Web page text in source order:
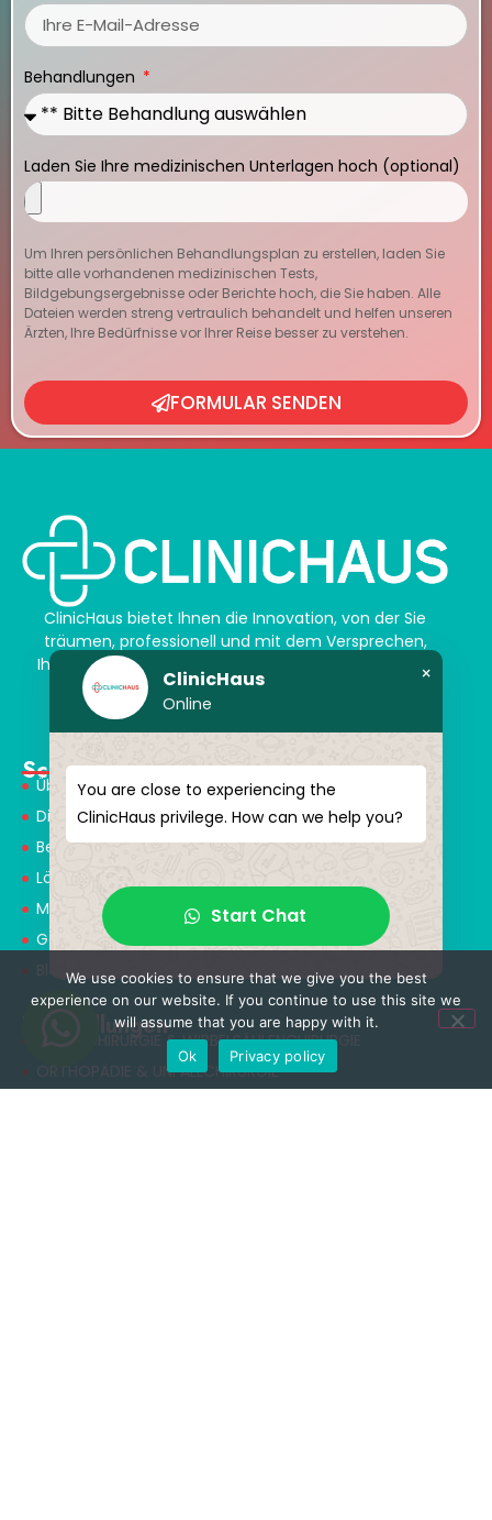
Behandlungen
Laden Sie Ihre medizinischen Unterlagen hoch (optional)
Um Ihren persönlichen Behandlungsplan zu erstellen, laden Sie
bitte alle vorhandenen medizinischen Tests,
Bildgebungsergebnisse oder Berichte hoch, die Sie haben. Alle
Dateien werden streng vertraulich behandelt und helfen unseren
Ärzten, Ihre Bedürfnisse vor Ihrer Reise besser zu verstehen.
FORMULAR SENDEN
ClinicHaus bietet Ihnen die Innovation, von der Sie
träumen, professionell und mit dem Versprechen,
Ihnen magische Akzente zu verleihen. Schenken Sie
sich selbst ein neues „Ich“.
Schnellmenü
Über Uns
Dienstleistungen
Behandlungen
Lösungspartner
Medical Consultants
Gesundheitstourismus
Blog
Behandlungen
NEUROCHIRURGIE & WIRBELSÄULENCHIRURGIE
ORTHOPÄDIE & UNFALLCHIRURGIE
ClinicHaus
Online
×
You are close to experiencing the
ClinicHaus privilege. How can we help you?
Start Chat
We use cookies to ensure that we give you the best
experience on our website. If you continue to use this site we
will assume that you are happy with it.
Ok
Privacy policy